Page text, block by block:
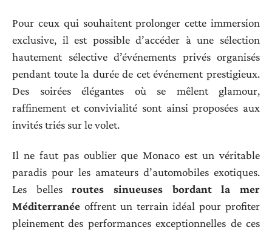
Pour ceux qui souhaitent prolonger cette immersion
exclusive, il est possible d’accéder à une sélection
hautement sélective d’événements privés organisés
pendant toute la durée de cet événement prestigieux.
Des soirées élégantes où se mêlent glamour,
raffinement et convivialité sont ainsi proposées aux
invités triés sur le volet.
Il ne faut pas oublier que Monaco est un véritable
paradis pour les amateurs d’automobiles exotiques.
Les bellesroutes sinueuses bordant la mer
Méditerranée offrent un terrain idéal pour profiter
pleinement des performances exceptionnelles de ces